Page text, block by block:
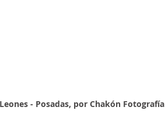
- Posadas, por Chakón Fotografía